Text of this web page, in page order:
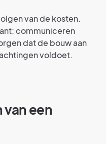
van de kosten.
communiceren
dat de bouw aan
voldoet.
een